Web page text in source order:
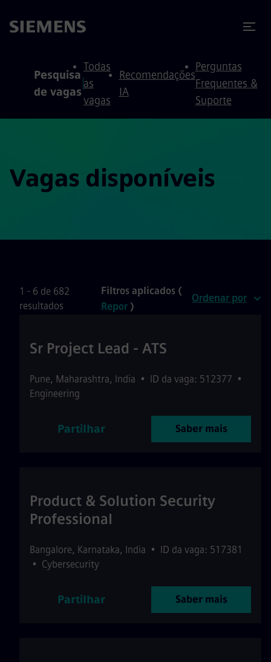
Pesquisa
de vagas
Todas
as
vagas
Recomendações
IA
Perguntas
Frequentes &
Suporte
Vagas disponíveis
1 - 6 de 682
resultados
Filtros aplicados (
Repor)
Ordenar por
Sr Project Lead - ATS
Pune, Maharashtra, India • ID da vaga: 512377 •
Engineering
Partilhar Saber mais
Product & Solution Security
Professional
Bangalore, Karnataka, India • ID da vaga: 517381
• Cybersecurity
Partilhar Saber mais